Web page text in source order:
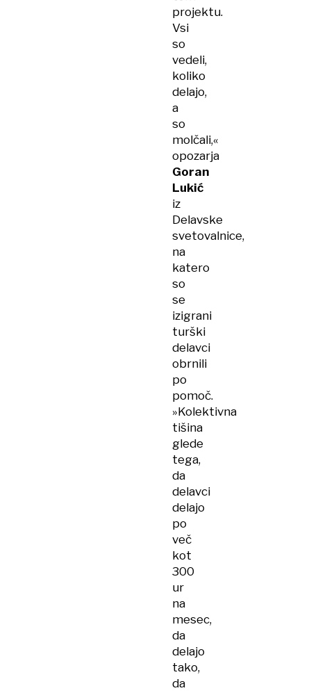
projektu.
Vsi
so
vedeli,
koliko
delajo,
a
so
molčali,«
opozarja
Goran
Lukić
iz
Delavske
svetovalnice,
na
katero
so
se
izigrani
turški
delavci
obrnili
po
pomoč.
»Kolektivna
tišina
glede
tega,
da
delavci
delajo
po
več
kot
300
ur
na
mesec,
da
delajo
tako,
da